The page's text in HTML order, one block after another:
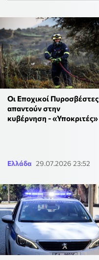
Οι Εποχικοί Πυροσβέστες
απαντούν στην
κυβέρνηση - «Υποκριτές»
Ελλάδα 29.07.2026 23:52